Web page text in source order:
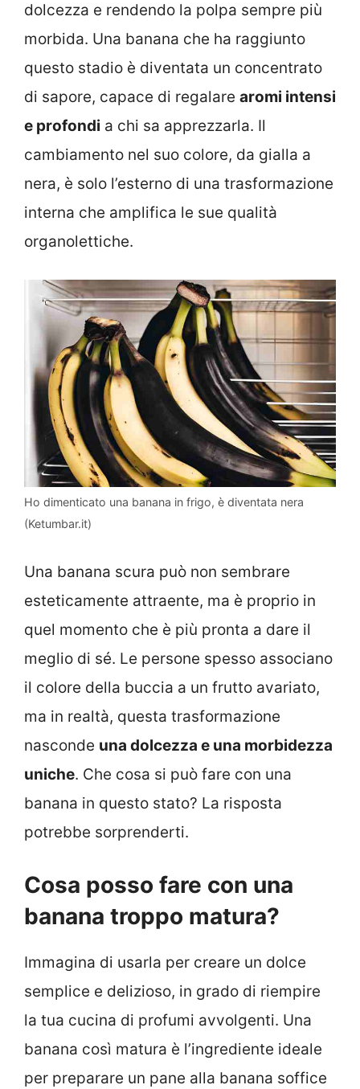
dolcezza e rendendo la polpa sempre più
morbida. Una banana che ha raggiunto
questo stadio è diventata un concentrato
di sapore, capace di regalare aromi intensi
e profondi a chi sa apprezzarla. Il
cambiamento nel suo colore, da gialla a
nera, è solo l’esterno di una trasformazione
interna che amplifica le sue qualità
organolettiche.
Ho dimenticato una banana in frigo, è diventata nera
(Ketumbar.it)
Una banana scura può non sembrare
esteticamente attraente, ma è proprio in
quel momento che è più pronta a dare il
meglio di sé. Le persone spesso associano
il colore della buccia a un frutto avariato,
ma in realtà, questa trasformazione
nasconde una dolcezza e una morbidezza
uniche. Che cosa si può fare con una
banana in questo stato? La risposta
potrebbe sorprenderti.
Cosa posso fare con una
banana troppo matura?
Immagina di usarla per creare un dolce
semplice e delizioso, in grado di riempire
la tua cucina di profumi avvolgenti. Una
banana così matura è l’ingrediente ideale
per preparare un pane alla banana soffice